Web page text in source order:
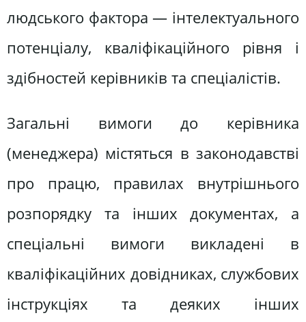
людського фактора — інтелектуального
потенціалу, кваліфікаційного рівня і
здібностей керівників та спеціалістів.
Загальні вимоги до керівника
(менеджера) містяться в законодавстві
про працю, правилах внутрішнього
розпорядку та інших документах, а
спеціальні вимоги викладені в
кваліфікаційних довідниках, службових
інструкціях та деяких інших